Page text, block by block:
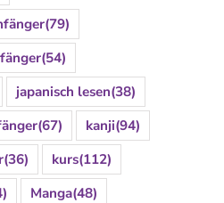
(79)
(54)
japanisch lesen(38)
(67) kanji(94)
(36) kurs(112)
Manga(48)